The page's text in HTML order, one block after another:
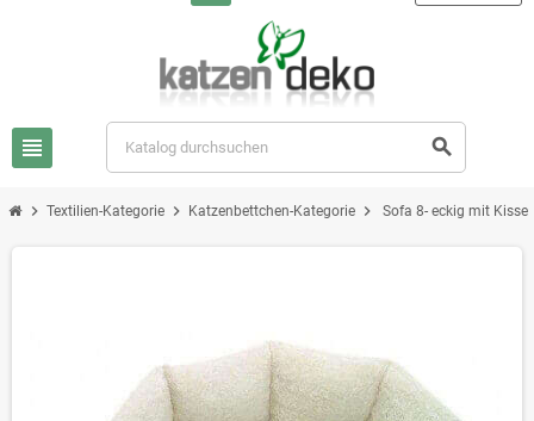
view_headline search
chevron_right Textilien-Kategorie chevron_right Katzenbettchen-Kategorie chevron_right Sofa 8- eckig mit